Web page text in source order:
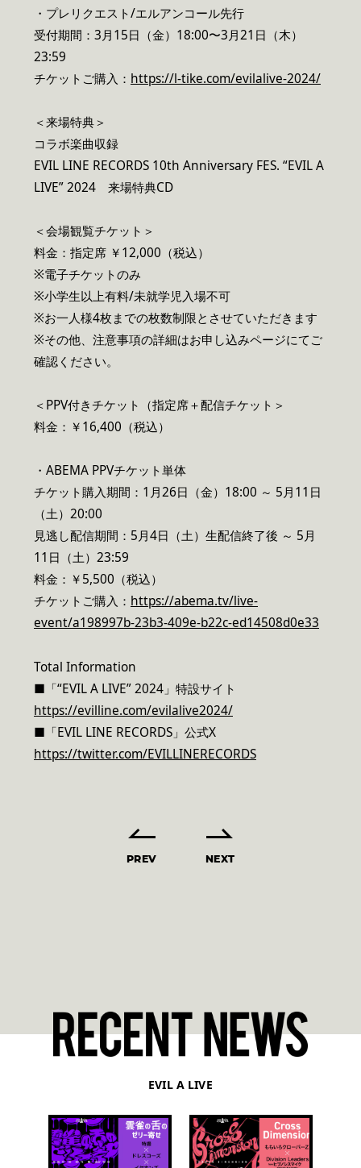
・プレリクエスト/エルアンコール先行
受付期間：3月15日（金）18:00〜3月21日（木）
23:59
チケットご購入： https://l-tike.com/evilalive-2024/
＜来場特典＞
コラボ楽曲収録
EVIL LINE RECORDS 10th Anniversary FES. “EVIL A
LIVE” 2024 来場特典CD
＜会場観覧チケット＞
料金：指定席 ￥12,000（税込）
※電子チケットのみ
※小学生以上有料/未就学児入場不可
※お一人様4枚までの枚数制限とさせていただきます
※その他、注意事項の詳細はお申し込みページにてご
確認ください。
＜PPV付きチケット（指定席＋配信チケット＞
料金：￥16,400（税込）
・ABEMA PPVチケット単体
チケット購入期間：1月26日（金）18:00 ～ 5月11日
（土）20:00
見逃し配信期間：5月4日（土）生配信終了後 ～ 5月
11日（土）23:59
料金：￥5,500（税込）
チケットご購入： https://abema.tv/live-
event/a198997b-23b3-409e-b22c-ed14508d0e33
Total Information
■「“EVIL A LIVE” 2024」特設サイト
https://evilline.com/evilalive2024/
■「EVIL LINE RECORDS」公式X
https://twitter.com/EVILLINERECORDS
PREV NEXT
EVIL A LIVE